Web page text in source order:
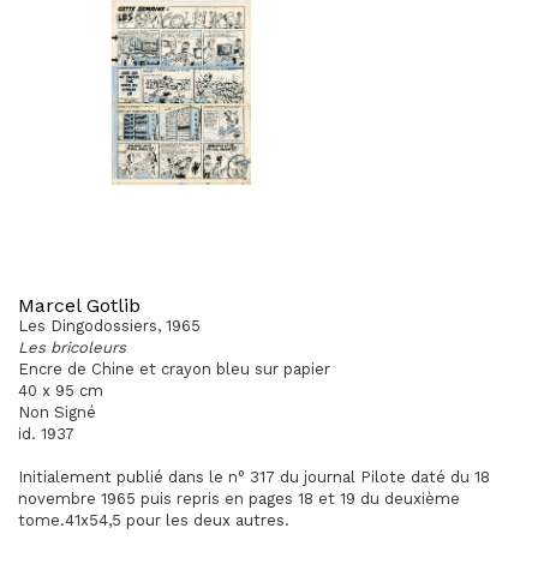
Marcel Gotlib
Les Dingodossiers, 1965
Les bricoleurs
Encre de Chine et crayon bleu sur papier
40 x 95 cm
Non Signé
id. 1937
Initialement publié dans le n° 317 du journal Pilote daté du 18
novembre 1965 puis repris en pages 18 et 19 du deuxième
tome.41x54,5 pour les deux autres.